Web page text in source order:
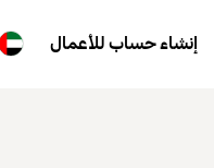
إنشاء حساب للأعمال